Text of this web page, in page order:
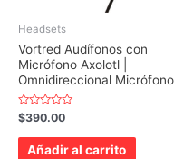
Headsets
Vortred Audífonos con
Micrófono Axolotl |
Omnidireccional Micrófono
Valorado
con
0
$390.00
Añadir al carrito